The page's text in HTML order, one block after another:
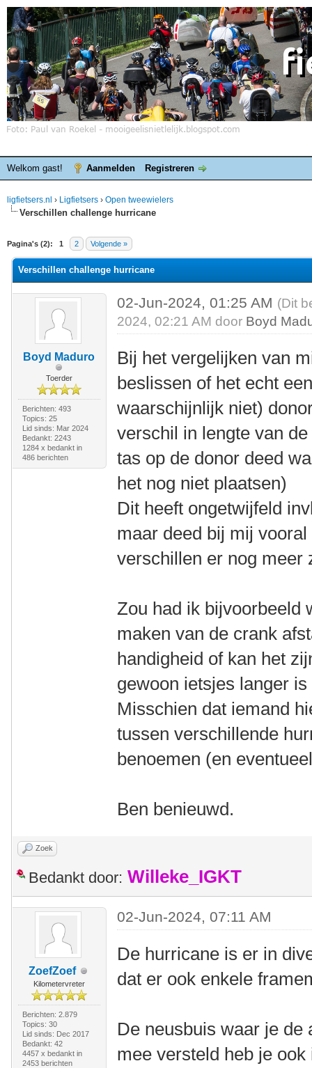
Welkom gast! Aanmelden Registreren
ligfietsers.nl › Ligfietsers › Open tweewielers
Verschillen challenge hurricane
Pagina's (2): 1 2 Volgende »
waardering is 0
Verschillen challenge hurricane
Boyd Maduro
Toerder
Berichten: 493
Topics: 25
Lid sinds: Mar 2024
Bedankt: 2243
1284 x bedankt in
486 berichten
02-Jun-2024, 01:25 AM (Dit
2024, 02:21 AM door Boyd
Bij het vergelijken van
beslissen of het echt
waarschijnlijk niet)
verschil in lengte van
tas op de donor deed
het nog niet plaatsen)
Dit heeft ongetwijfeld
maar deed bij mij
verschillen er nog meer
Zou had ik bijvoorbeeld
maken van de crank
handigheid of kan het
gewoon ietsjes langer
Misschien dat iemand
tussen verschillende
benoemen (en
Ben benieuwd.
Zoek
Bedankt door: Willeke_IGKT
ZoefZoef
Kilometervreter
Berichten: 2.879
Topics: 30
Lid sinds: Dec 2017
Bedankt: 42
4457 x bedankt in
2453 berichten
02-Jun-2024, 07:11 AM
De hurricane is er in
dat er ook enkele
De neusbuis waar je de
mee versteld heb je